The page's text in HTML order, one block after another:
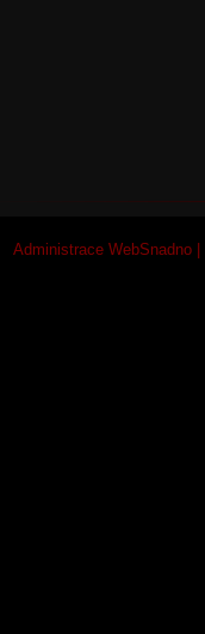
Administrace WebSnadno|